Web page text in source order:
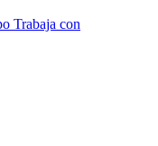
Trabaja con